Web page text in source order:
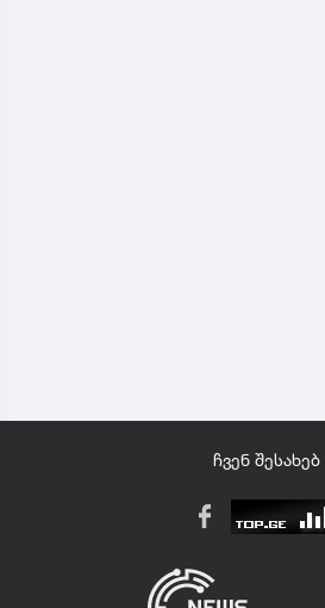
ჩვენ შესახებ